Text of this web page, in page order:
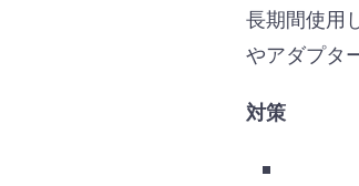
長期間使用
やアダプタ
対策